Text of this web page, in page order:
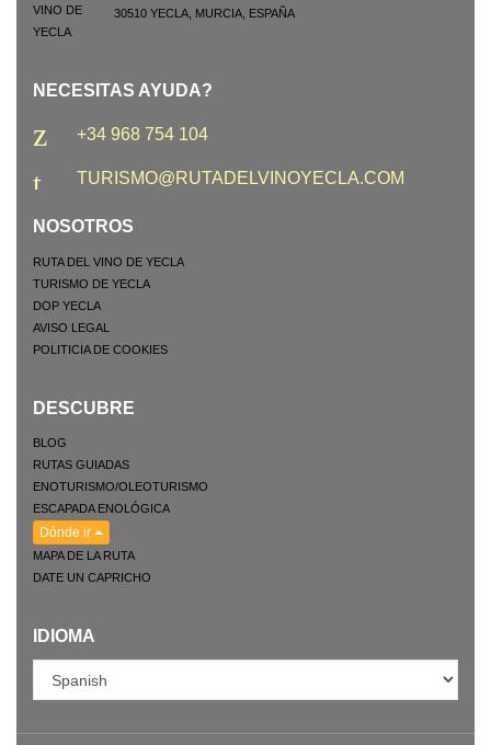
30510 YECLA, MURCIA, ESPAÑA
NECESITAS AYUDA?
+34 968 754 104
TURISMO@RUTADELVINOYECLA.COM
NOSOTROS
RUTA DEL VINO DE YECLA
TURISMO DE YECLA
DOP YECLA
AVISO LEGAL
POLITICIA DE COOKIES
DESCUBRE
BLOG
RUTAS GUIADAS
ENOTURISMO/OLEOTURISMO
ESCAPADA ENOLÓGICA
Dónde ir
MAPA DE LA RUTA
DATE UN CAPRICHO
IDIOMA